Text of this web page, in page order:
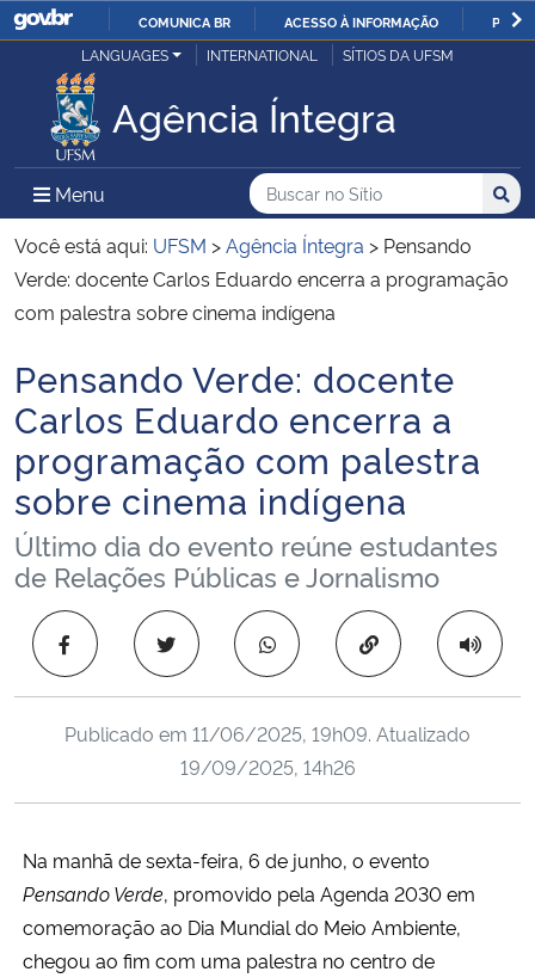
IR
COMUNICA BR ACESSO À INFORMAÇÃO
Ministério da Justiça e Segurança Pública
Ministério da Defesa
Ministério das Relações Exteriores
Ministério da Economia
Ministério da Infraestrutura
Ministério da Agricultura, Pecuária e Abastecimento
Ministério da Educação
Ministério da Cidadania
Ministério da Saúde
Ministério de Minas e Energia
Ministério da Ciência, Tecnologia, Inovações e Comunicações
Ministério do Meio Ambiente
Ministério do Turismo
Ministério do Desenvolvimento Regional
LANGUAGES INTERNATIONAL SÍTIOS DA UFSM
Agência Íntegra
Menu Menu Principal do Sítio
Busca
Buscar no no Sítio
Busca:
Você está aqui: UFSM >Agência Íntegra > Pensando
Verde: docente Carlos Eduardo encerra a programação
com palestra sobre cinema indígena
Início do conteúdo
Pensando Verde: docente
Carlos Eduardo encerra a
programação com palestra
sobre cinema indígena
Último dia do evento reúne estudantes
de Relações Públicas e Jornalismo
Copiar para área
Publicado em 11/06/2025, 19h09. Atualizado
19/09/2025, 14h26
Na manhã de sexta-feira, 6 de junho, o evento
Pensando Verde, promovido pela Agenda 2030 em
comemoração ao Dia Mundial do Meio Ambiente,
chegou ao fim com uma palestra no centro de